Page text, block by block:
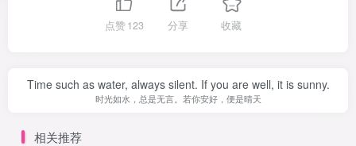
点赞123 分享 收藏
Time such as water, always silent. If you are well, it is sunny.
时光如水，总是无言。若你安好，便是晴天
相关推荐